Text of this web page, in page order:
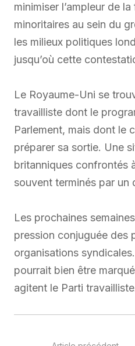
minimiser l’ampleur de
minoritaires au sein du
les milieux politiques
jusqu’où cette
Le Royaume-Uni se
travailliste dont le
Parlement, mais dont le
préparer sa sortie. Une
britanniques confrontés
souvent terminés par un
Les prochaines
pression conjuguée des
organisations
pourrait bien être
agitent le Parti